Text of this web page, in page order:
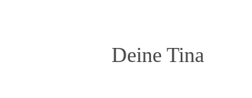
Deine Tina